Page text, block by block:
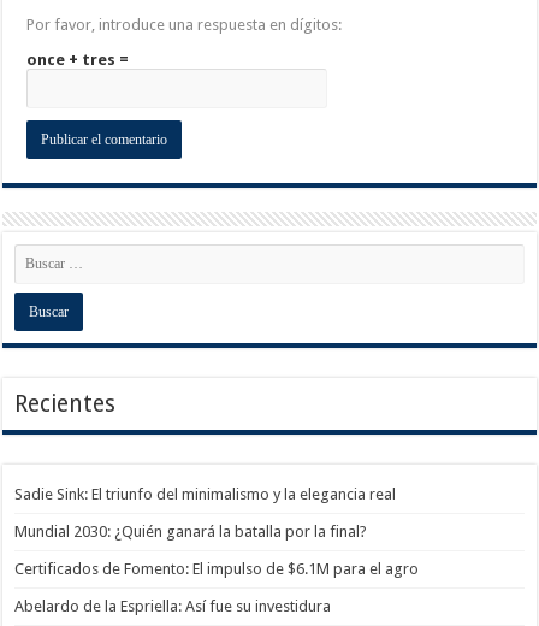
Por favor, introduce una respuesta en dígitos:
once + tres =
Recientes
Sadie Sink: El triunfo del minimalismo y la elegancia real
Mundial 2030: ¿Quién ganará la batalla por la final?
Certificados de Fomento: El impulso de $6.1M para el agro
Abelardo de la Espriella: Así fue su investidura